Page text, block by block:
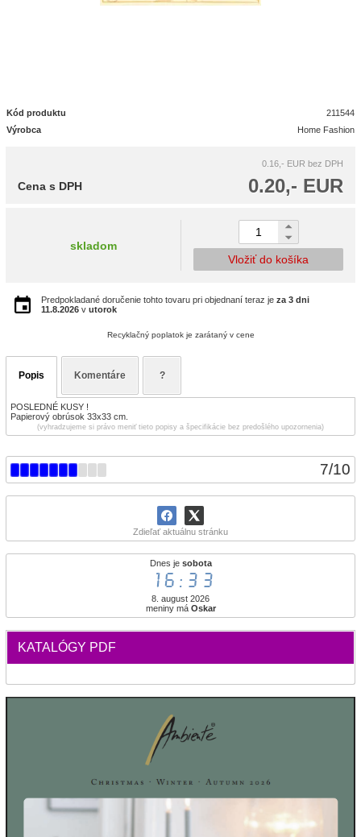
7/10
Zdieľať aktuálnu stránku
Dnes je sobota
16:33
8. august 2026
meniny má Oskar
KATALÓGY PDF
Kód produktu
211544
Výrobca
Home Fashion
0.16,- EUR bez DPH
0.20,- EUR
Cena s DPH
skladom
Vložiť do košíka
Predpokladané doručenie tohto tovaru pri objednaní teraz je za 3 dni
11.8.2026 v utorok
Recyklačný poplatok je zarátaný v cene
Popis Komentáre ?
POSLEDNÉ KUSY !
Papierový obrúsok 33x33 cm.
(vyhradzujeme si právo meniť tieto popisy a špecifikácie bez predošlého upozornenia)